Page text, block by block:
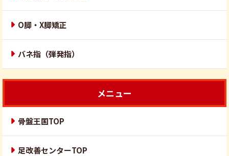
O脚・X脚矯正
バネ指（弾発指）
メニュー
骨盤王国TOP
足改善センターTOP